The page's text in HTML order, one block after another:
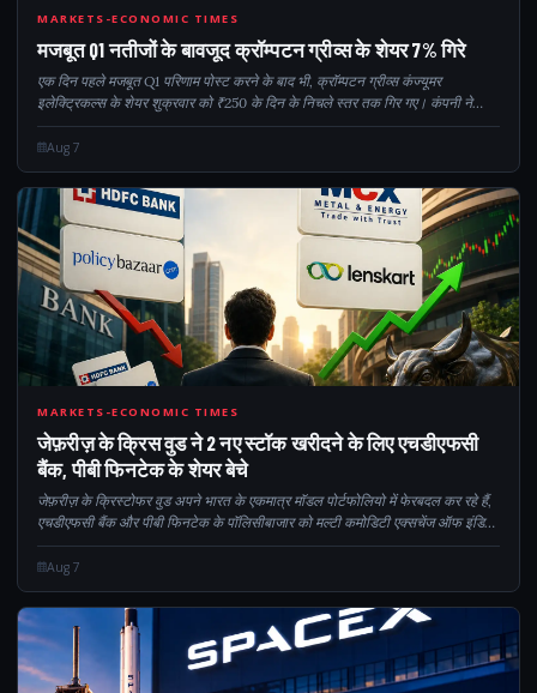
Q17
MARKETS-ECONOMIC TIMES
मजबूत Q1 नतीजों के बावजूद क्रॉम्पटन ग्रीव्स के शेयर 7% गिरे
एक दिन पहले मजबूत Q1 परिणाम पोस्ट करने के बाद भी, क्रॉम्पटन ग्रीव्स कंज्यूमर
इलेक्ट्रिकल्स के शेयर शुक्रवार को ₹250 के दिन के निचले स्तर तक गिर गए। कंपनी ने
PAT में सालाना 15.2% की बढ़ोतरी के साथ ₹143 करोड़ (6.4% मार्जिन) और 11.8% की
बढ़ोतरी दर्ज की...
Aug 7
2MARKETS-ECONOMIC TIMES
जेफ़रीज़ के क्रिस वुड ने 2 नए स्टॉक खरीदने के लिए एचडीएफसी
बैंक, पीबी फिनटेक के शेयर बेचे
जेफ़रीज़ के क्रिस्टोफर वुड अपने भारत के एकमात्र मॉडल पोर्टफोलियो में फेरबदल कर रहे हैं,
एचडीएफसी बैंक और पीबी फिनटेक के पॉलिसीबाजार को मल्टी कमोडिटी एक्सचेंज ऑफ इंडिया
(एमसीएक्स) और आईवियर रिटेलर लेंसकार्ट सॉल्यूशन के पक्ष में छोड़ रहे हैं...
Aug 7